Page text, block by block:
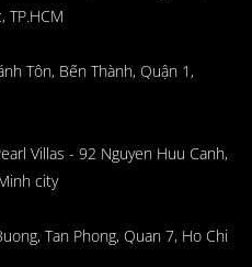
TP.HCM
Tôn, Bến Thành, Quận 1,
Villas - 92 Nguyen Huu Canh,
city
Tan Phong, Quan 7, Ho Chi